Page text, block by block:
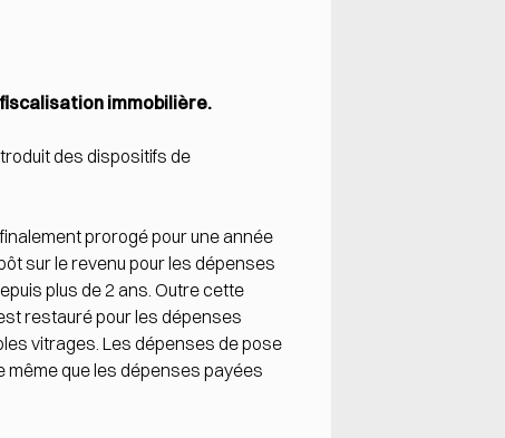
immobilière.
des dispositifs de
prorogé pour une année
sur le revenu pour les dépenses
plus de 2 ans. Outre cette
restauré pour les dépenses
vitrages. Les dépenses de pose
même que les dépenses payées